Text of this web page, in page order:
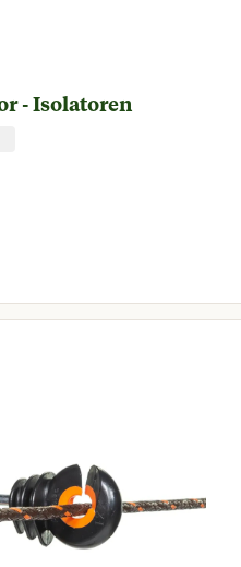
- Isolatoren
€ 19,95